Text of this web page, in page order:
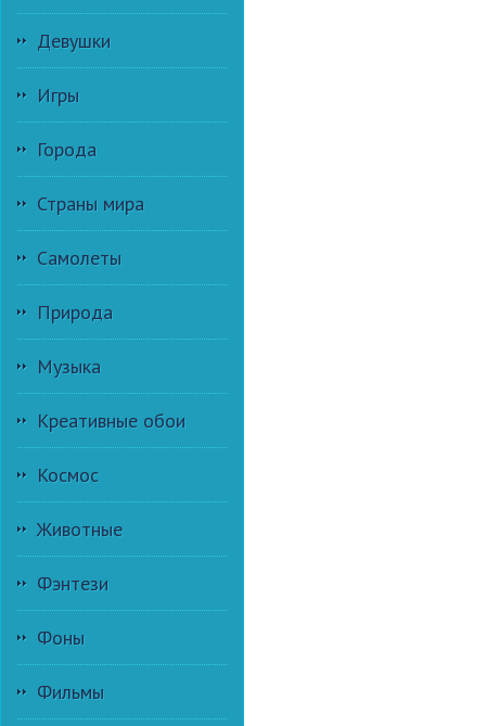
Девушки
Игры
Города
Страны мира
Самолеты
Природа
Музыка
Креативные обои
Космос
Животные
Фэнтези
Фоны
Фильмы